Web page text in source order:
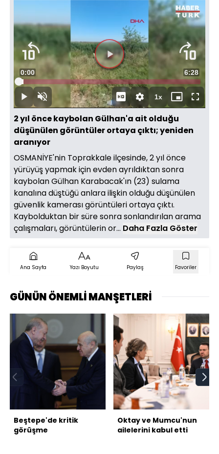
DuraklatSesi
Aç
Süre
0:00 Toplam
Süre
6:28
Yüklendi:
2.57%
1xOynatma
Hızı
Mini
oynatıcı
Tam
Ekran
2 yıl önce kaybolan Gülhan'a ait olduğu
düşünülen görüntüler ortaya çıktı; yeniden
aranıyor
OSMANİYE'nin Toprakkale ilçesinde, 2 yıl önce
yürüyüş yapmak için evden ayrıldıktan sonra
kaybolan Gülhan Karabacak'ın (23) sulama
kanalına düştüğü anlara ilişkin olduğu düşünülen
güvenlik kamerası görüntüleri ortaya çıktı.
Kaybolduktan bir süre sonra sonlandırılan arama
çalışmaları, görüntülerin or... Daha Fazla Göster
Ana Sayfa Yazı Boyutu Paylaş Favoriler
GÜNÜN ÖNEMLİ MANŞETLERİ
Beştepe'de kritik
görüşme
Oktay ve Mumcu'nun
ailelerini kabul etti